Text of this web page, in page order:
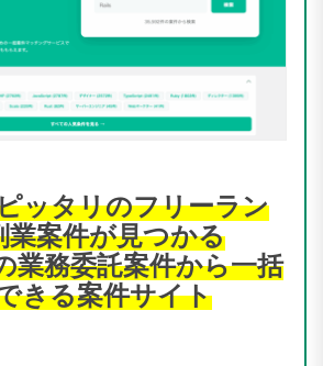
ッタリのフリーラン
業案件が見つかる
業務委託案件から一括
きる案件サイト